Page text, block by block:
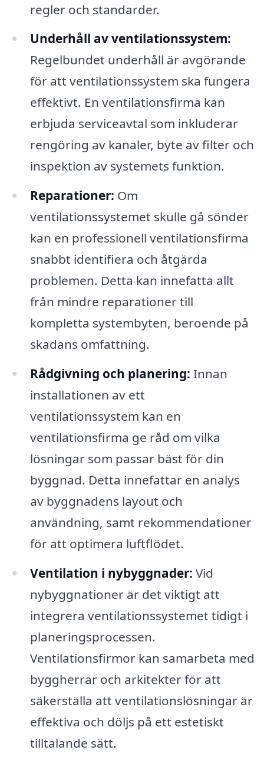
regler och standarder.
Underhåll av ventilationssystem:
Regelbundet underhåll är avgörande
för att ventilationssystem ska fungera
effektivt. En ventilationsfirma kan
erbjuda serviceavtal som inkluderar
rengöring av kanaler, byte av filter och
inspektion av systemets funktion.
Reparationer: Om
ventilationssystemet skulle gå sönder
kan en professionell ventilationsfirma
snabbt identifiera och åtgärda
problemen. Detta kan innefatta allt
från mindre reparationer till
kompletta systembyten, beroende på
skadans omfattning.
Rådgivning och planering: Innan
installationen av ett
ventilationssystem kan en
ventilationsfirma ge råd om vilka
lösningar som passar bäst för din
byggnad. Detta innefattar en analys
av byggnadens layout och
användning, samt rekommendationer
för att optimera luftflödet.
Ventilation i nybyggnader: Vid
nybyggnationer är det viktigt att
integrera ventilationssystemet tidigt i
planeringsprocessen.
Ventilationsfirmor kan samarbeta med
byggherrar och arkitekter för att
säkerställa att ventilationslösningar är
effektiva och döljs på ett estetiskt
tilltalande sätt.